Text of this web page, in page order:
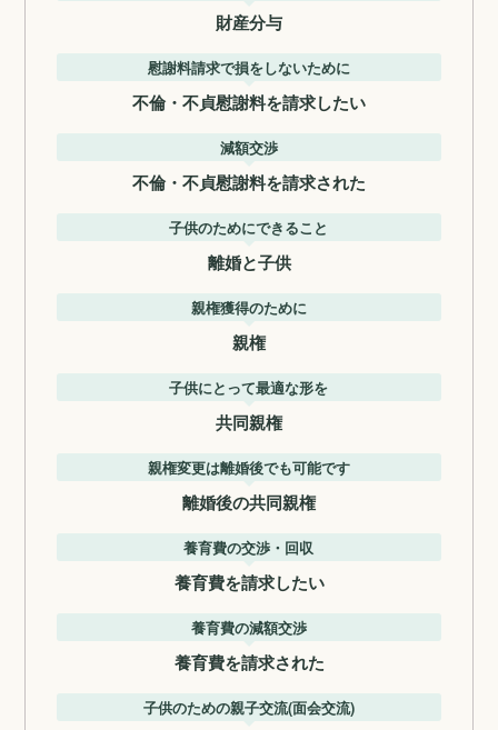
財産分与
慰謝料請求で損をしないために
不倫・不貞慰謝料を請求したい
減額交渉
不倫・不貞慰謝料を請求された
子供のためにできること
離婚と子供
親権獲得のために
親権
子供にとって最適な形を
共同親権
親権変更は離婚後でも可能です
離婚後の共同親権
養育費の交渉・回収
養育費を請求したい
養育費の減額交渉
養育費を請求された
子供のための親子交流(面会交流)